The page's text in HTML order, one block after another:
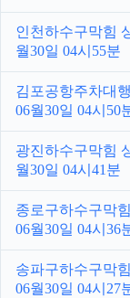
인천하수구막힘
월30일 04시55분
김포공항주차대
06월30일 04시50
광진하수구막힘
월30일 04시41분
종로구하수구막
06월30일 04시36
송파구하수구막
06월30일 04시27